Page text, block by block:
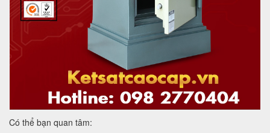
Có thể bạn quan tâm: